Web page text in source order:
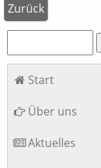
Zurück
Navigation
Start
Über uns
Aktuelles